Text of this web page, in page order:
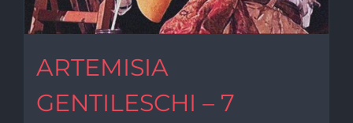
ARTEMISIA
GENTILESCHI – 7